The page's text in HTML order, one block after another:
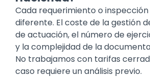
Cada requerimiento o inspección
diferente. El coste de la gestión
de actuación, el número de
y la complejidad de la
No trabajamos con tarifas
caso requiere un análisis previo.